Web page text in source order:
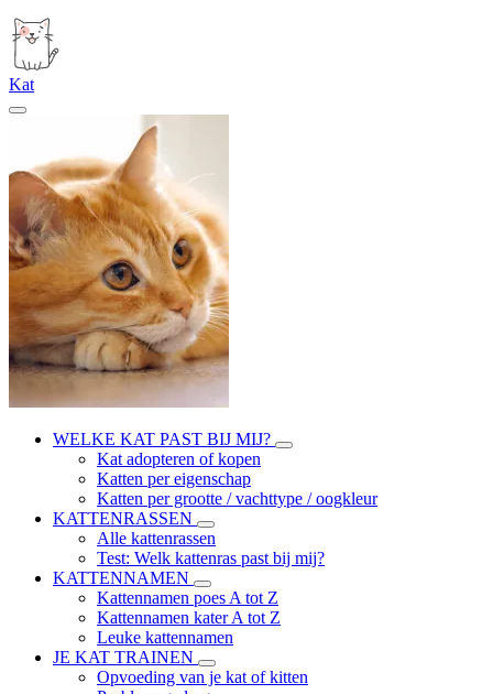
Kat
WELKE KAT PAST BIJ MIJ?
Kat adopteren of kopen
Katten per eigenschap
Katten per grootte / vachttype / oogkleur
KATTENRASSEN
Alle kattenrassen
Test: Welk kattenras past bij mij?
KATTENNAMEN
Kattennamen poes A tot Z
Kattennamen kater A tot Z
Leuke kattennamen
JE KAT TRAINEN
Opvoeding van je kat of kitten